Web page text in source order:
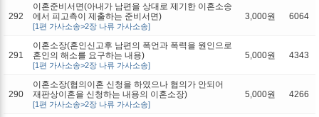
292
이혼준비서면(아내가 남편을 상대로 제기한 이혼소송
에서 피고측이 제출하는 준비서면)
[1편 가사소송>2장 나류 가사소송]
3,000원 6064
291
이혼소장(혼인신고후 남편의 폭언과 폭력을 원인으로
혼인의 해소를 요구하는 내용)
[1편 가사소송>2장 나류 가사소송]
5,000원 4343
290
이혼소장(협의이혼 신청을 하였으나 협의가 안되어
재판상이혼을 신청하는 내용의 이혼소장)
[1편 가사소송>2장 나류 가사소송]
5,000원 4266